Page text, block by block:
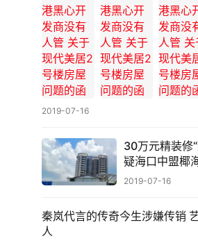
2019-07-16
30万元精装修
疑海口中盟椰
工减料”
2019-07-16
秦岚代言的传奇今生涉嫌传销
人